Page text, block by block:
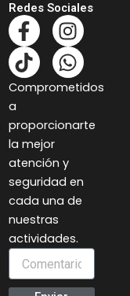
Redes Sociales
F
a
c
e
o
o
k
-
f
I
n
s
t
g
a
m
T
i
k
t
k
W
h
a
t
a
p
Comprometidos
a
proporcionarte
la mejor
atención y
seguridad en
cada una de
nuestras
actividades.
Comentario